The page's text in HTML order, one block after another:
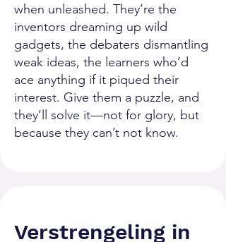
when unleashed. They’re the
inventors dreaming up wild
gadgets, the debaters dismantling
weak ideas, the learners who’d
ace anything if it piqued their
interest. Give them a puzzle, and
they’ll solve it—not for glory, but
because they can’t not know.
Verstrengeling in